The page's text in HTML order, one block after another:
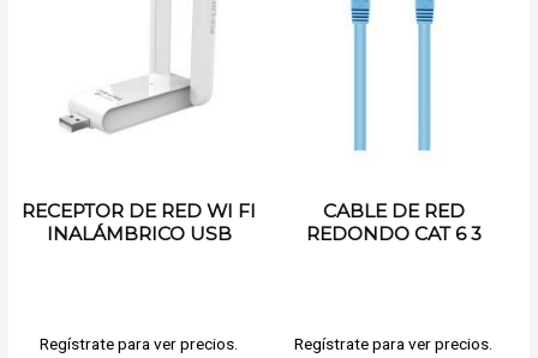
RECEPTOR DE RED WI FI
INALÁMBRICO USB
Regístrate para ver precios.
CABLE DE RED
REDONDO CAT 6 3
Regístrate para ver precios.